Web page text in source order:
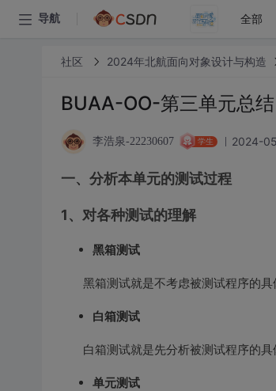
导航 全部
社区 2024年北航面向对象设计与构造
BUAA-OO-第三单元总结
李浩泉-22230607 学生 2024-
一、分析本单元的测试过程
1、对各种测试的理解
黑箱测试
黑箱测试就是不考虑被测试程序的具
白箱测试
白箱测试就是先分析被测试程序的具
单元测试